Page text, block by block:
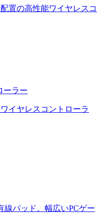
置の高性能ワイヤレスコ
ーラー
イヤレスコントローラ
線パッド。幅広いPCゲー